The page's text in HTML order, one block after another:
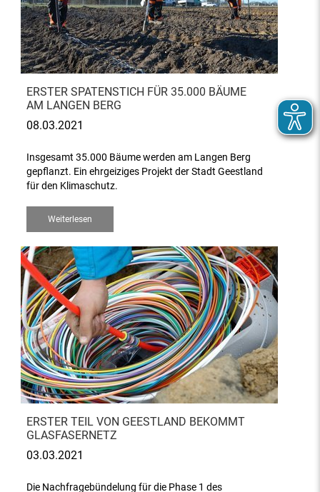
ERSTER SPATENSTICH FÜR 35.000 BÄUME
AM LANGEN BERG
08.03.2021
Insgesamt 35.000 Bäume werden am Langen Berg
gepflanzt. Ein ehrgeiziges Projekt der Stadt Geestland
für den Klimaschutz.
Weiterlesen
ERSTER TEIL VON GEESTLAND BEKOMMT
GLASFASERNETZ
03.03.2021
Die Nachfragebündelung für die Phase 1 des